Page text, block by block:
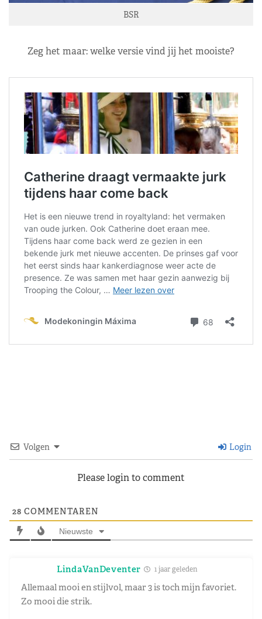
BSR
Zeg het maar: welke versie vind jij het mooiste?
Volgen Login
Please login to comment
28 COMMENTAREN
Nieuwste
LindaVanDeventer 1 jaar geleden
Allemaal mooi en stijlvol, maar 3 is toch mijn favoriet.
Zo mooi die strik.